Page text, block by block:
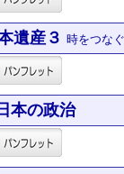
遺産３ 時をつな
本の政治